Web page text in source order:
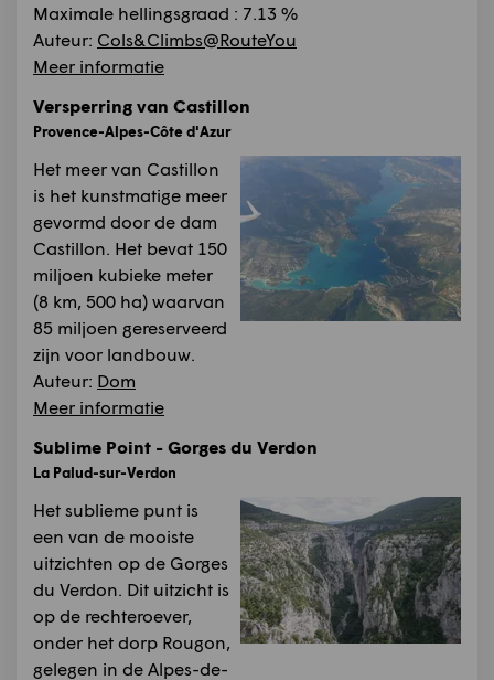
Maximale hellingsgraad : 7.13 %
Auteur: Cols&Climbs@RouteYou
Meer informatie
Versperring van Castillon
Provence-Alpes-Côte d'Azur
Het meer van Castillon
is het kunstmatige meer
gevormd door de dam
Castillon. Het bevat 150
miljoen kubieke meter
(8 km, 500 ha) waarvan
85 miljoen gereserveerd
zijn voor landbouw.
Auteur: Dom
Meer informatie
Sublime Point - Gorges du Verdon
La Palud-sur-Verdon
Het sublieme punt is
een van de mooiste
uitzichten op de Gorges
du Verdon. Dit uitzicht is
op de rechteroever,
onder het dorp Rougon,
gelegen in de Alpes-de-